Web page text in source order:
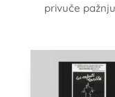
privuče